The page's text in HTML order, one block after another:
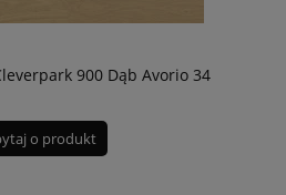
900 Dąb Avorio 34
o produkt